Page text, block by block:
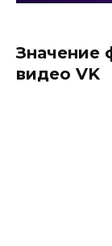
Значение
видео VK